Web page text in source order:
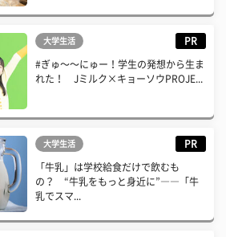
大学生活 PR
#ぎゅ〜〜にゅー！学生の発想から生ま
れた！ Jミルク×キョーソウPROJE...
大学生活 PR
「牛乳」は学校給食だけで飲むも
の？ “牛乳をもっと身近に”――「牛
乳でスマ...